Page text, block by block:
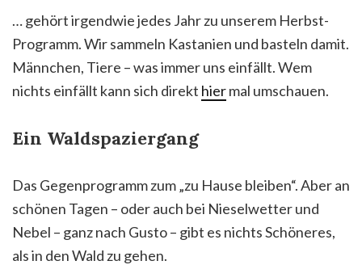
… gehört irgendwie jedes Jahr zu unserem Herbst-
Programm. Wir sammeln Kastanien und basteln damit.
Männchen, Tiere – was immer uns einfällt. Wem
nichts einfällt kann sich direkt hiermal umschauen.
Ein Waldspaziergang
Das Gegenprogramm zum „zu Hause bleiben“. Aber an
schönen Tagen – oder auch bei Nieselwetter und
Nebel – ganz nach Gusto – gibt es nichts Schöneres,
als in den Wald zu gehen.